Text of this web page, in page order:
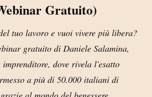
Gratuito)
tuo lavoro e vuoi vivere più libera?
gratuito di Daniele Salamina,
imprenditore, dove rivela l'esatto
a più di 50.000 italiani di